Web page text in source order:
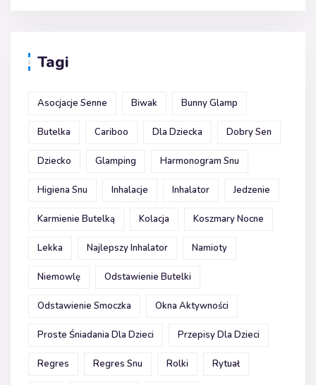
Tagi
Asocjacje Senne Biwak Bunny Glamp
Butelka Cariboo Dla Dziecka Dobry Sen
Dziecko Glamping Harmonogram Snu
Higiena Snu Inhalacje Inhalator Jedzenie
Karmienie Butelką Kolacja Koszmary Nocne
Lekka Najlepszy Inhalator Namioty
Niemowlę Odstawienie Butelki
Odstawienie Smoczka Okna Aktywności
Proste Śniadania Dla Dzieci Przepisy Dla Dzieci
Regres Regres Snu Rolki Rytuał